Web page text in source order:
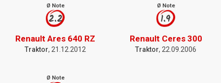
Ø Note
2.2
Renault Ares 640 RZ
Traktor, 21.12.2012
Ø Note
1.9
Renault Ceres 300
Traktor, 22.09.2006
Ø Note